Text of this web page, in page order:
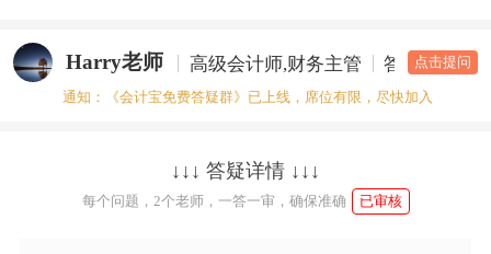
Harry老师 高级会计师,财务主管 答疑老师
点击提问
通知：《会计宝免费答疑群》已上线，席位有限，尽快加入
↓↓↓ 答疑详情 ↓↓↓
每个问题，2个老师，一答一审，确保准确 已审核